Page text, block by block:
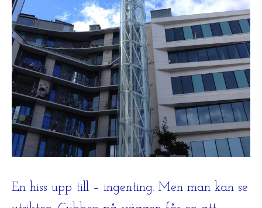
En hiss upp till – ingenting. Men man kan se